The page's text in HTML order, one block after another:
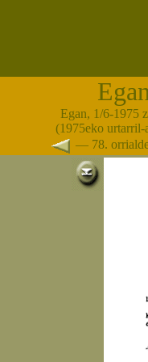
Egan, 1/6-1975
(1975eko urtarril-
— 78.